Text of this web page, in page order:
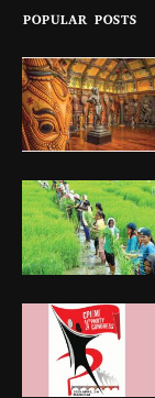
POPULAR POSTS